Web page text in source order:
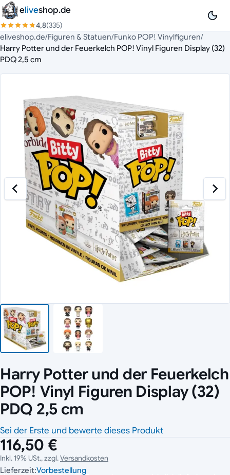
Zum Inhalt springen
eliveshop.de
4,8(335)
eliveshop.de/Figuren & Statuen/Funko POP! Vinylfiguren/
Harry Potter und der Feuerkelch POP! Vinyl Figuren Display (32)
PDQ 2,5 cm
Harry Potter und der Feuerkelch
POP! Vinyl Figuren Display (32)
PDQ 2,5 cm
Sei der Erste und bewerte dieses Produkt
116,50 €
Inkl. 19% USt., zzgl.Versandkosten
Lieferzeit:Vorbestellung